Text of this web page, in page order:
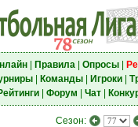
| Правила| Опросы|
| Команды| Игроки|
| Форум Чат|
Сезон: